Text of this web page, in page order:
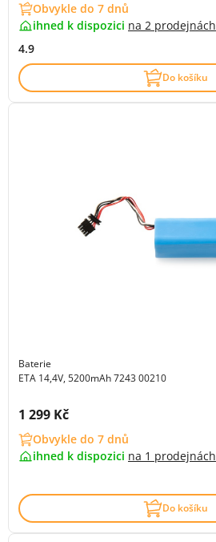
Obvykle do 7 dnů
ihned k dispozici na 2 prodejnách
4.9
Do košíku
Baterie
ETA 14,4V, 5200mAh 7243 00210
Cena s DPH:
1 299 Kč
Obvykle do 7 dnů
ihned k dispozici na 1 prodejnách
Do košíku